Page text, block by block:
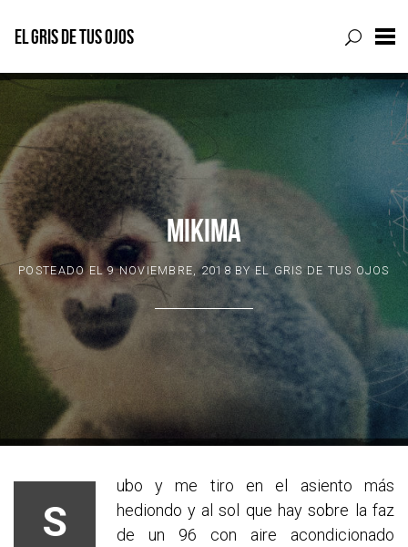
Skip
content
EL GRIS DE TUS OJOS
MIKIMA
POSTEADO EL9 NOVIEMBRE, 2018 BYEL GRIS DE TUS OJOS
S
ubo y me tiro en el asiento más
hediondo y al sol que hay sobre la faz
de un 96 con aire acondicionado